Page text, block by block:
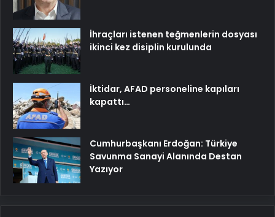
İhraçları istenen teğmenlerin dosyası
ikinci kez disiplin kurulunda
İktidar, AFAD personeline kapıları
kapattı…
Cumhurbaşkanı Erdoğan: Türkiye
Savunma Sanayi Alanında Destan
Yazıyor